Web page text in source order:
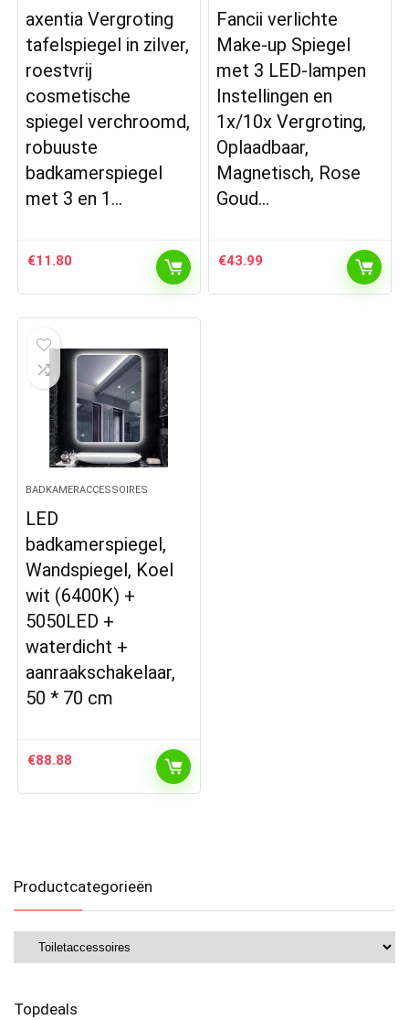
axentia Vergroting
tafelspiegel in zilver,
roestvrij
cosmetische
spiegel verchroomd,
robuuste
badkamerspiegel
met 3 en 1…
€11.80
Fancii verlichte
Make-up Spiegel
met 3 LED-lampen
Instellingen en
1x/10x Vergroting,
Oplaadbaar,
Magnetisch, Rose
Goud…
€43.99
BADKAMERACCESSOIRES
LED
badkamerspiegel,
Wandspiegel, Koel
wit (6400K) +
5050LED +
waterdicht +
aanraakschakelaar,
50 * 70 cm
€88.88
Productcategorieën
Topdeals